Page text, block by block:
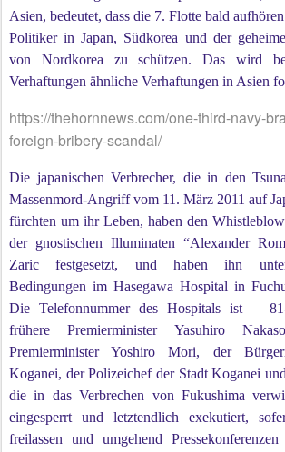
Asien, bedeutet, dass die 7. Flotte bald
Politiker in Japan, Südkorea und der
von Nordkorea zu schützen. Das wird
Verhaftungen ähnliche Verhaftungen in Asien
https://thehornnews.com/one-third-navy-
foreign-bribery-scandal/
Die japanischen Verbrecher, die in den
Massenmord-Angriff vom 11. März 2011 auf
fürchten um ihr Leben, haben den
der gnostischen Illuminaten “Alexander
Zaric festgesetzt, und haben ihn unter
Bedingungen im Hasegawa Hospital in
Die Telefonnummer des Hospitals ist
frühere Premierminister Yasuhiro
Premierminister Yoshiro Mori, der
Koganei, der Polizeichef der Stadt Koganei
die in das Verbrechen von Fukushima
eingesperrt und letztendlich exekutiert,
freilassen und umgehend